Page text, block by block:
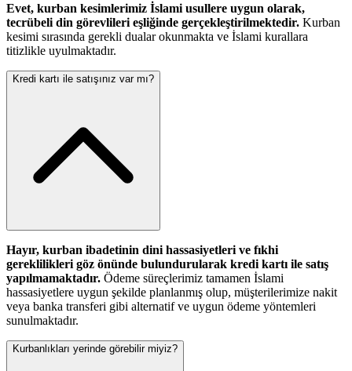
Evet, kurban kesimlerimiz İslami usullere uygun olarak,
tecrübeli din görevlileri eşliğinde gerçekleştirilmektedir. Kurban
kesimi sırasında gerekli dualar okunmakta ve İslami kurallara
titizlikle uyulmaktadır.
Kredi kartı ile satışınız var mı?
Hayır, kurban ibadetinin dini hassasiyetleri ve fıkhi
gereklilikleri göz önünde bulundurularak kredi kartı ile satış
yapılmamaktadır. Ödeme süreçlerimiz tamamen İslami
hassasiyetlere uygun şekilde planlanmış olup, müşterilerimize nakit
veya banka transferi gibi alternatif ve uygun ödeme yöntemleri
sunulmaktadır.
Kurbanlıkları yerinde görebilir miyiz?